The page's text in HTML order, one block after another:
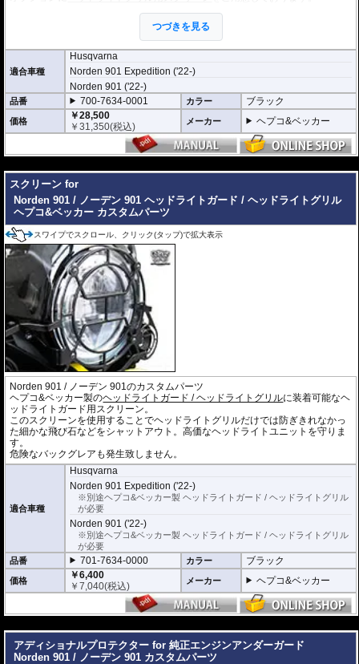
ができ、より堅牢な保護が可能となります。
つづきを見る
適合車種
Husqvarna
Norden 901 Expedition ('22-)
Norden 901 ('22-)
品番 700-7634-0001 カラー ブラック
価格
￥28,500
￥31,350(税込) メーカー ヘプコ&ベッカー
スクリーン for
Norden 901 / ノーデン 901 ヘッドライトガード / ヘッドライトグリル
ヘプコ&ベッカー カスタムパーツ
スワイプでスクロール、クリック(タップ)で拡大表示
Norden 901 / ノーデン 901のカスタムパーツ
ヘプコ&ベッカー製のヘッドライトガード / ヘッドライトグリルに装着可能なヘ
ッドライトガード用スクリーン。
このスクリーンを使用することでヘッドライトグリルだけでは防ぎきれなかっ
た細かな飛び石などをシャットアウト。高価なヘッドライトユニットを守りま
す。
危険なバックグレアも発生致しません。
適合車種
Husqvarna
Norden 901 Expedition ('22-)
※別途ヘプコ&ベッカー製 ヘッドライトガード / ヘッドライトグリル
が必要
Norden 901 ('22-)
※別途ヘプコ&ベッカー製 ヘッドライトガード / ヘッドライトグリル
が必要
品番
701-7634-0000 カラー ブラック
価格
￥6,400
￥7,040(税込) メーカー ヘプコ&ベッカー
アディショナルプロテクター for 純正エンジンアンダーガード
Norden 901 / ノーデン 901 カスタムパーツ